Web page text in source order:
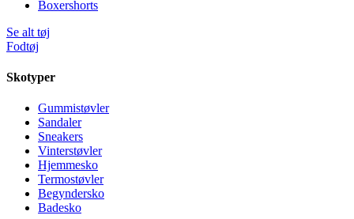
Boxershorts
Se alt tøj
Fodtøj
Skotyper
Gummistøvler
Sandaler
Sneakers
Vinterstøvler
Hjemmesko
Termostøvler
Begyndersko
Badesko